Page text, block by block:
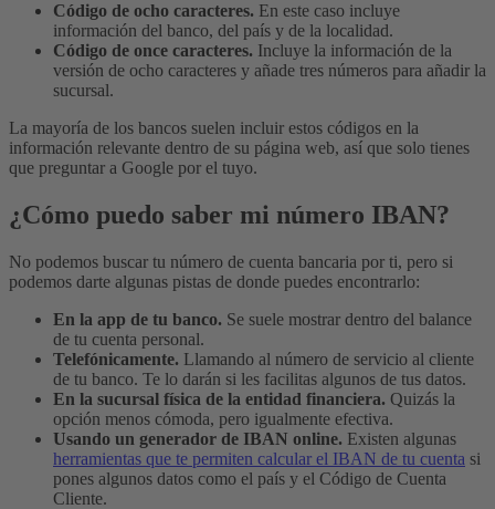
Código de ocho caracteres. En este caso incluye
información del banco, del país y de la localidad.
Código de once caracteres. Incluye la información de la
versión de ocho caracteres y añade tres números para añadir la
sucursal.
La mayoría de los bancos suelen incluir estos códigos en la
información relevante dentro de su página web, así que solo tienes
que preguntar a Google por el tuyo.
¿Cómo puedo saber mi número IBAN?
No podemos buscar tu número de cuenta bancaria por ti, pero si
podemos darte algunas pistas de donde puedes encontrarlo:
En la app de tu banco. Se suele mostrar dentro del balance
de tu cuenta personal.
Telefónicamente. Llamando al número de servicio al cliente
de tu banco. Te lo darán si les facilitas algunos de tus datos.
En la sucursal física de la entidad financiera. Quizás la
opción menos cómoda, pero igualmente efectiva.
Usando un generador de IBAN online. Existen algunas
herramientas que te permiten calcular el IBAN de tu cuenta si
pones algunos datos como el país y el Código de Cuenta
Cliente.